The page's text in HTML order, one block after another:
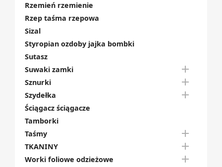
Rzemień rzemienie
Rzep taśma rzepowa
Sizal
Styropian ozdoby jajka bombki
Sutasz
Suwaki zamki

Sznurki 
Szydełka 
Ściągacz ściągacze
Tamborki
Taśmy

TKANINY 
Worki foliowe odzieżowe 